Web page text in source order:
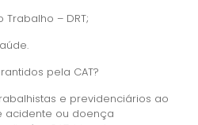
– DRT;
pela CAT?
e previdenciários ao
acidente ou doença